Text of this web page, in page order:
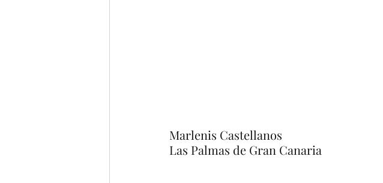
Marlenis Castellanos
Las Palmas de Gran Canaria